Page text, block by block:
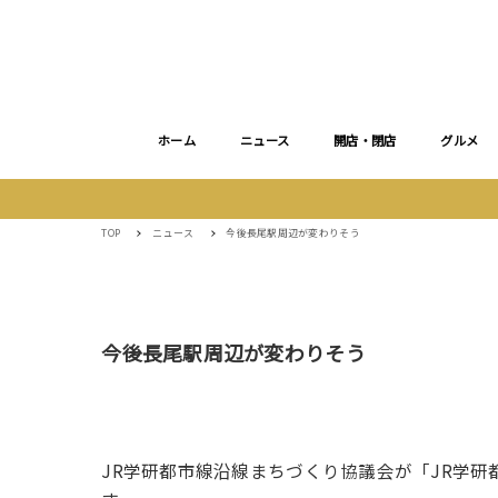
ホーム ニュース 開店・閉店 グルメ
TOP ニュース 今後長尾駅周辺が変わりそう
今後長尾駅周辺が変わりそう
JR学研都市線沿線まちづくり協議会が「JR学